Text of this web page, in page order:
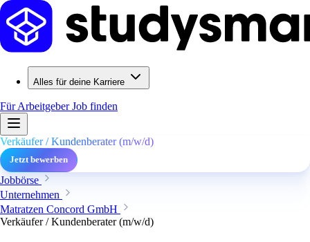
Alles für deine Karriere
Für ArbeitgeberJob finden
Verkäufer / Kundenberater (m/w/d)
Jetzt bewerben
Jobbörse
Unternehmen
Matratzen Concord GmbH
Verkäufer / Kundenberater (m/w/d)